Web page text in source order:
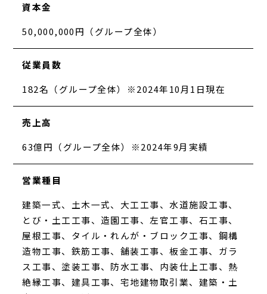
資本金
50,000,000円（グループ全体）
従業員数
182名（グループ全体）※2024年10月1日現在
売上高
63億円（グループ全体）※2024年9月実績
営業種目
建築一式、土木一式、大工工事、水道施設工事、
とび・土工工事、造園工事、左官工事、石工事、
屋根工事、タイル・れんが・ブロック工事、鋼構
造物工事、鉄筋工事、舗装工事、板金工事、ガラ
ス工事、塗装工事、防水工事、内装仕上工事、熱
絶縁工事、建具工事、宅地建物取引業、建築・土